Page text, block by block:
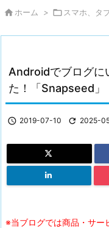
 ホーム >  スマホ、タ
Androidでブログに
た！「Snapseed」
 2019-07-10  2025-
※当ブログでは商品・サー